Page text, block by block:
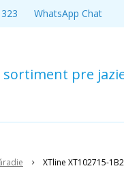
sortiment pre
WhatsApp Chat
XTline XT102715-